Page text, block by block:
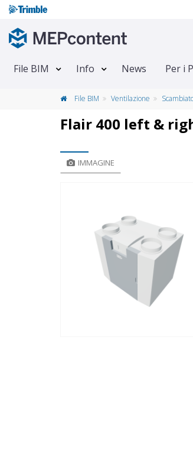
File BIM Info News Per i
File BIM Ventilazione
Flair 400 left &
IMMAGINE